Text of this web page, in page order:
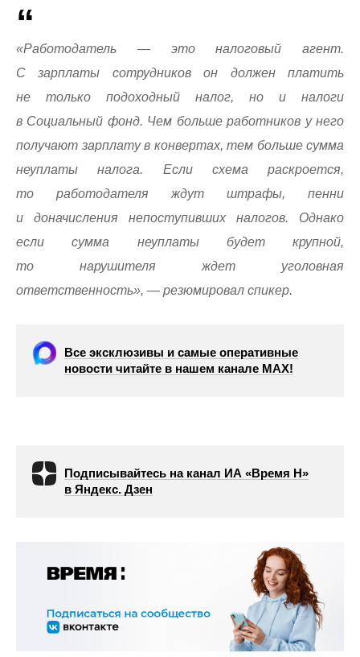
«Работодатель — это налоговый агент.
С зарплаты сотрудников он должен платить
не только подоходный налог, но и налоги
в Социальный фонд. Чем больше работников у него
получают зарплату в конвертах, тем больше сумма
неуплаты налога. Если схема раскроется,
то работодателя ждут штрафы, пенни
и доначисления непоступивших налогов. Однако
если сумма неуплаты будет крупной,
то нарушителя ждет уголовная
ответственность», — резюмировал спикер.
Все эксклюзивы и самые оперативные
новости читайте в нашем канале МАХ!
Подписывайтесь на канал ИА «Время Н»
в Яндекс. Дзен